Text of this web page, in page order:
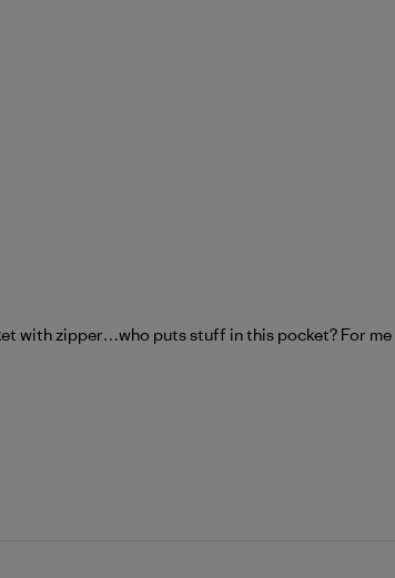
with zipper…who puts stuff in this pocket? For